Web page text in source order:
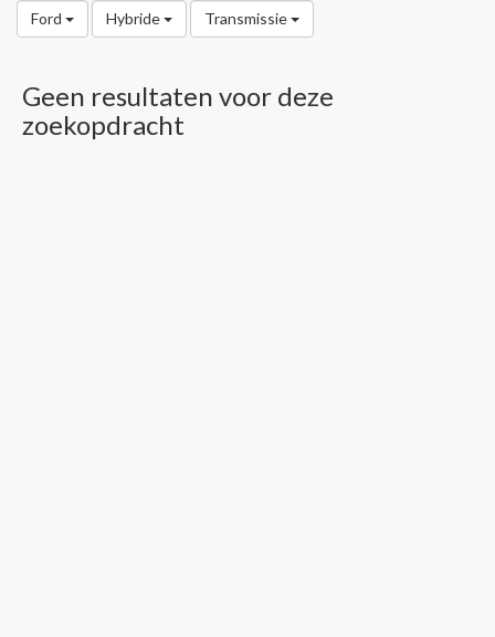
Ford Hybride Transmissie
Geen resultaten voor deze
zoekopdracht